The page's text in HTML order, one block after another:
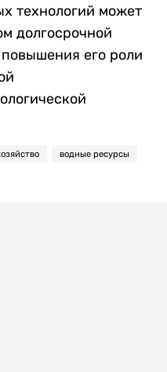
технологий может
долгосрочной
его роли
водные ресурсы